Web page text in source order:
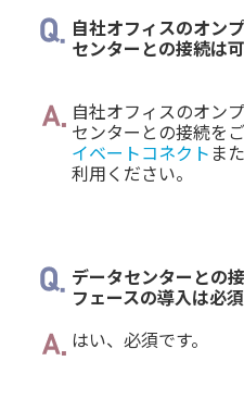
自社オフィスのオン
センターとの接続は
自社オフィスのオン
センターとの接続を
イベートコネクト ま
利用ください。
データセンターとの
フェースの導入は必
はい、必須です。